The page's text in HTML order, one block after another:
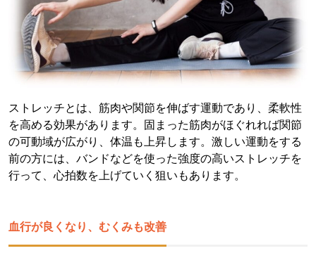
ストレッチとは、筋肉や関節を伸ばす運動であり、柔軟性
を高める効果があります。固まった筋肉がほぐれれば関節
の可動域が広がり、体温も上昇します。激しい運動をする
前の方には、バンドなどを使った強度の高いストレッチを
行って、心拍数を上げていく狙いもあります。
血行が良くなり、むくみも改善